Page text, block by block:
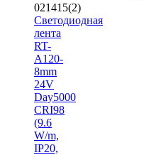
021415(2)
Светодиодная
лента
RT-
A120-
8mm
24V
Day5000
CRI98
(9.6
W/m,
IP20,